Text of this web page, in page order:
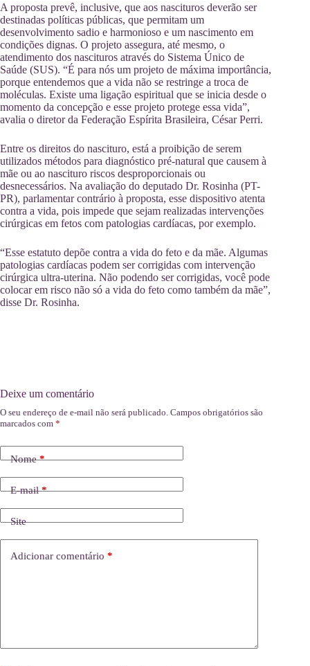
A proposta prevê, inclusive, que aos nascituros deverão ser
destinadas políticas públicas, que permitam um
desenvolvimento sadio e harmonioso e um nascimento em
condições dignas. O projeto assegura, até mesmo, o
atendimento dos nascituros através do Sistema Único de
Saúde (SUS). “É para nós um projeto de máxima importância,
porque entendemos que a vida não se restringe a troca de
moléculas. Existe uma ligação espiritual que se inicia desde o
momento da concepção e esse projeto protege essa vida”,
avalia o diretor da Federação Espírita Brasileira, César Perri.
Entre os direitos do nascituro, está a proibição de serem
utilizados métodos para diagnóstico pré-natural que causem à
mãe ou ao nascituro riscos desproporcionais ou
desnecessários. Na avaliação do deputado Dr. Rosinha (PT-
PR), parlamentar contrário à proposta, esse dispositivo atenta
contra a vida, pois impede que sejam realizadas intervenções
cirúrgicas em fetos com patologias cardíacas, por exemplo.
“Esse estatuto depõe contra a vida do feto e da mãe. Algumas
patologias cardíacas podem ser corrigidas com intervenção
cirúrgica ultra-uterina. Não podendo ser corrigidas, você pode
colocar em risco não só a vida do feto como também da mãe”,
disse Dr. Rosinha.
Deixe um comentário
O seu endereço de e-mail não será publicado. Campos obrigatórios são
marcados com *
Nome*
E-mail*
Site
Adicionar comentário *